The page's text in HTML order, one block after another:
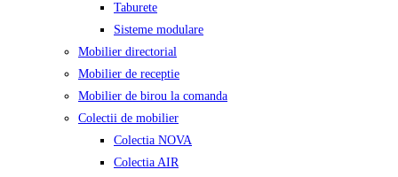
Taburete
Sisteme modulare
Mobilier directorial
Mobilier de receptie
Mobilier de birou la comanda
Colectii de mobilier
Colectia NOVA
Colectia AIR